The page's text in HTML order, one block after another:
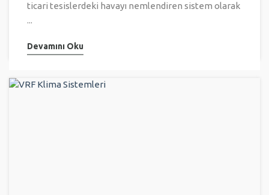
ticari tesislerdeki havayı nemlendiren sistem olarak
...
Devamını Oku